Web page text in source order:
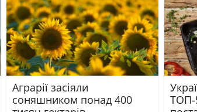
Аграрії засіяли
соняшником понад 400
ТОП-